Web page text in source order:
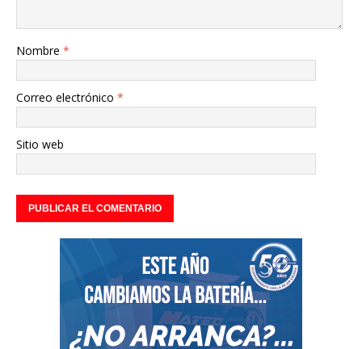
Nombre *
Correo electrónico *
Sitio web